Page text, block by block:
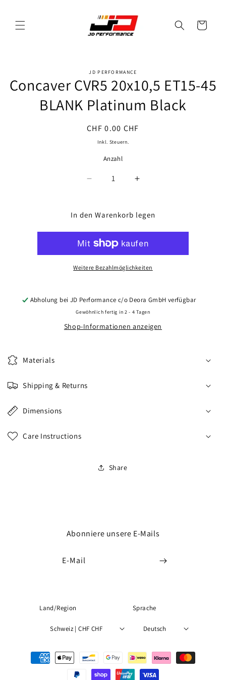
Inhalt
Warenkorb
JD PERFORMANCE
Concaver CVR5 20x10,5 ET15-45
BLANK Platinum Black
Normaler
Preis
CHF 0.00 CHF
Inkl. Steuern.
Anzahl
Anzahl
Verringere
für
CVR5
20x10,5
ET15-
45
Black
Erhöhe
für
20x10,5
ET15-
45
Black
In den Warenkorb legen
Weitere Bezahlmöglichkeiten
Abholung bei JD Performance c/o Deora GmbH verfügbar
Gewöhnlich fertig in 2 - 4 Tagen
Shop-Informationen anzeigen
Materials
Shipping & Returns
Dimensions
Care Instructions
Share
Abonniere unsere E-Mails
E-Mail
Land/Region
Schweiz | CHF CHF
Sprache
Deutsch
Zahlungsmethoden